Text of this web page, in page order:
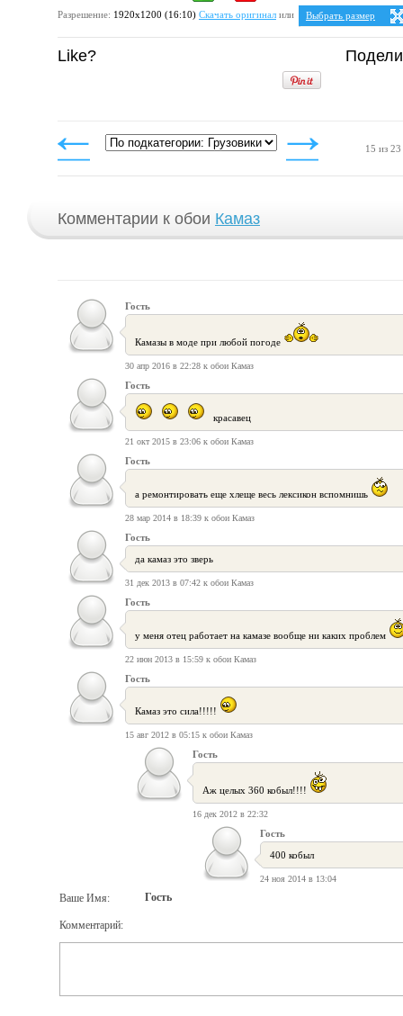
Разрешение: 1920х1200 (16:10) Скачать оригиналили
Выбрать размер
Ваше разрешение:Не
1280x1024
1400x1050
1600x1200
Like?
15 из 23
Комментарии к обои Камаз
Гость
Камазы в моде при любой погоде
30 апр 2016 в 22:28 к обои Камаз
Гость
красавец
21 окт 2015 в 23:06 к обои Камаз
Гость
а ремонтировать еще хлеще весь лексикон вспомнишь
28 мар 2014 в 18:39 к обои Камаз
Гость
да камаз это зверь
31 дек 2013 в 07:42 к обои Камаз
Гость
у меня отец работает на камазе вообще ни каких проблем
22 июн 2013 в 15:59 к обои Камаз
Гость
Камаз это сила!!!!!
15 авг 2012 в 05:15 к обои Камаз
Гость
Аж целых 360 кобыл!!!!
16 дек 2012 в 22:32
Гость
400 кобыл
24 ноя 2014 в 13:04
Ваше Имя: Гость
Комментарий: